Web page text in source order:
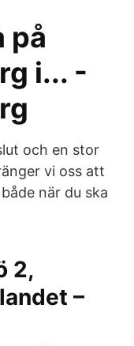
på
i... -
och en stor
vi oss att
när du ska
2,
–